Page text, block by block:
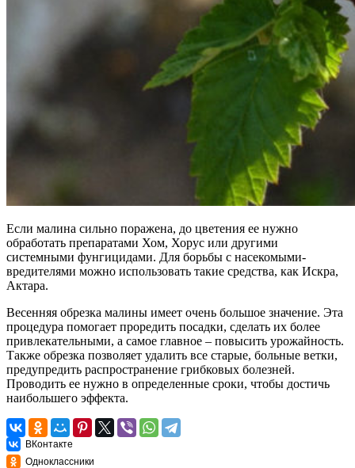
Если малина сильно поражена, до цветения ее нужно
обработать препаратами Хом, Хорус или другими
системными фунгицидами. Для борьбы с насекомыми-
вредителями можно использовать такие средства, как Искра,
Актара.
Весенняя обрезка малины имеет очень большое значение. Эта
процедура помогает проредить посадки, сделать их более
привлекательными, а самое главное – повысить урожайность.
Также обрезка позволяет удалить все старые, больные ветки,
предупредить распространение грибковых болезней.
Проводить ее нужно в определенные сроки, чтобы достичь
наибольшего эффекта.
ВКонтакте
Одноклассники